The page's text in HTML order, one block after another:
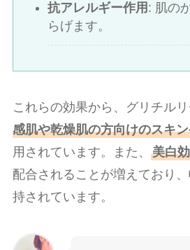
抗アレルギー作用 : 肌の
らげます。
これらの効果から、グリチル
感肌や乾燥肌の方向けのスキ
用されています。また、 美白
配合されることが増えており
持されています。